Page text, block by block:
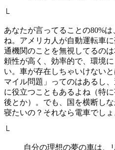
└
あなたが言ってることの80%
ね。アメリカ人が自動運転車
通機関のことを無視してるの
頼性が高く、効率的で、環境
い。車が存在しちゃいけない
マイル問題」ってのはあるし
に役立つこともあるよね（特
後とか）。でも、国を横断し
寝たいの？それなら電車でし
└
自分の理想の夢の車は、